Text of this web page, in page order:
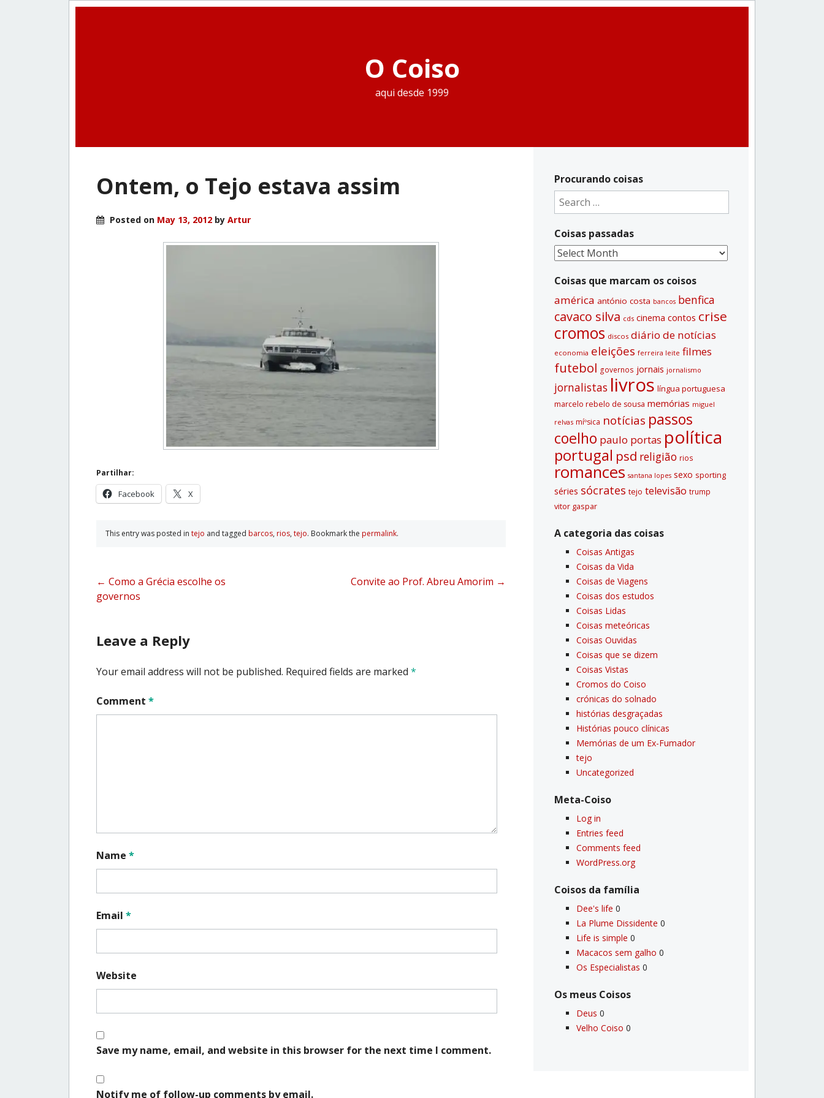
O Coiso
aqui desde 1999
Ontem, o Tejo estava assim
Posted on May 13, 2012 by Artur
Partilhar:
Facebook X
This entry was posted in tejo and tagged barcos, rios, tejo. Bookmark the permalink.
Post
navigation
← Como a Grécia escolhe os
governos
Convite ao Prof. Abreu Amorim →
Leave a Reply
Your email address will not be published. Required fields are marked *
Comment *
Name *
Email *
Website
Save my name, email, and website in this browser for the next time I comment.
Notify me of follow-up comments by email.
Procurando coisas
Search
for:
Coisas passadas
Coisas
Coisas que marcam os coisos
américa antónio costa bancos benfica
cavaco silva cds cinema contos crise
cromos discos diário de notí­cias
economia eleições ferreira leite filmes
futebol governos jornais jornalismo
jornalistas livros lí­ngua portuguesa
marcelo rebelo de sousa memórias miguel
relvas míºsica notí­cias passos
coelho paulo portas polí­tica
portugal psd religião rios
romances santana lopes sexo sporting
séries sócrates tejo televisão trump
vitor gaspar
A categoria das coisas
Coisas Antigas
Coisas da Vida
Coisas de Viagens
Coisas dos estudos
Coisas Lidas
Coisas meteóricas
Coisas Ouvidas
Coisas que se dizem
Coisas Vistas
Cromos do Coiso
crónicas do solnado
histórias desgraçadas
Histórias pouco clí­nicas
Memórias de um Ex-Fumador
tejo
Uncategorized
Meta-Coiso
Log in
Entries feed
Comments feed
WordPress.org
Coisos da famí­lia
Dee's life 0
La Plume Dissidente 0
Life is simple 0
Macacos sem galho 0
Os Especialistas 0
Os meus Coisos
Deus 0
Velho Coiso 0